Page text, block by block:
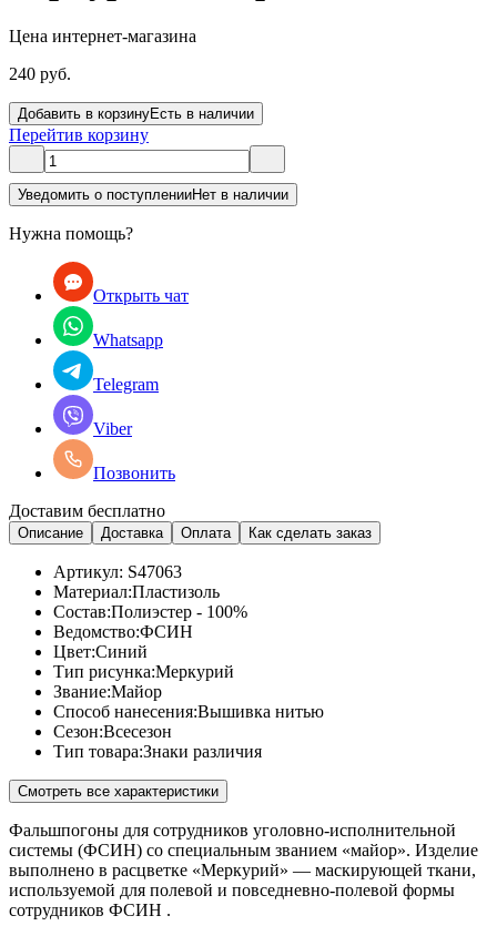
Цена интернет-магазина
240 руб.
Добавить в корзинуЕсть в наличии
Перейтив корзину
Уведомить о поступленииНет в наличии
Нужна помощь?
Открыть чат
Whatsapp
Telegram
Viber
Позвонить
Доставим бесплатно
Описание Доставка Оплата Как сделать заказ
Артикул: S47063
Материал:Пластизоль
Состав:Полиэстер - 100%
Ведомство:ФСИН
Цвет:Синий
Тип рисунка:Меркурий
Звание:Майор
Способ нанесения:Вышивка нитью
Сезон:Всесезон
Тип товара:Знаки различия
Смотреть все характеристики
Фальшпогоны для сотрудников уголовно-исполнительной
системы (ФСИН) со специальным званием «майор». Изделие
выполнено в расцветке «Меркурий» — маскирующей ткани,
используемой для полевой и повседневно-полевой формы
сотрудников ФСИН .